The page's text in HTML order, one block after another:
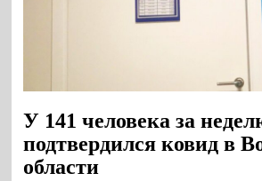
У 141 человека за
подтвердился ковид в
области